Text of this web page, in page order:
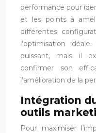
performance pour
et les points à
différentes
l’optimisation
puissant, mais il
confirmer son
l’amélioration de la
Intégration
outils
Pour maximiser